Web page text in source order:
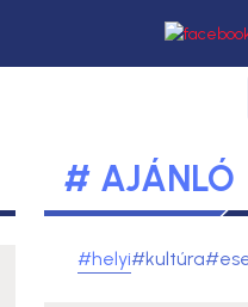
# AJÁNLÓ
#helyi#kultúra